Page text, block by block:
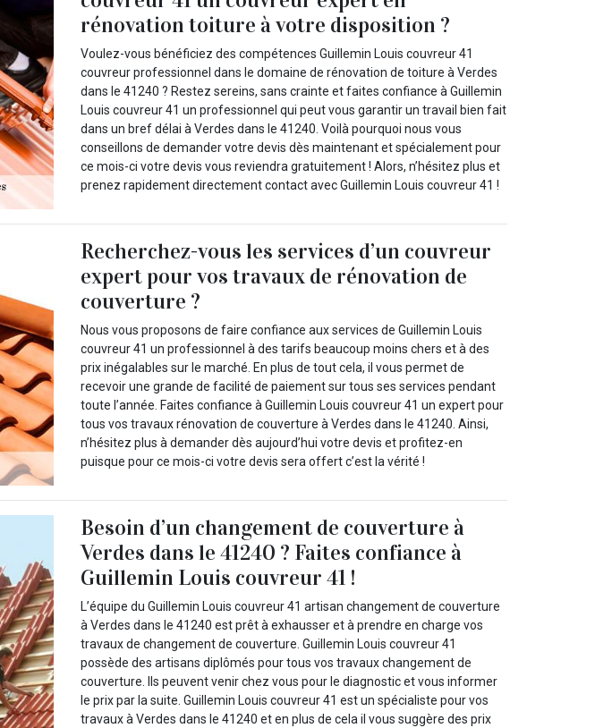
rénovation toiture à votre disposition ?
Voulez-vous bénéficiez des compétences Guillemin Louis couvreur 41
couvreur professionnel dans le domaine de rénovation de toiture à Verdes
dans le 41240 ? Restez sereins, sans crainte et faites confiance à Guillemin
Louis couvreur 41 un professionnel qui peut vous garantir un travail bien fait
dans un bref délai à Verdes dans le 41240. Voilà pourquoi nous vous
conseillons de demander votre devis dès maintenant et spécialement pour
ce mois-ci votre devis vous reviendra gratuitement ! Alors, n’hésitez plus et
prenez rapidement directement contact avec Guillemin Louis couvreur 41 !
Recherchez-vous les services d’un couvreur
expert pour vos travaux de rénovation de
couverture ?
Nous vous proposons de faire confiance aux services de Guillemin Louis
couvreur 41 un professionnel à des tarifs beaucoup moins chers et à des
prix inégalables sur le marché. En plus de tout cela, il vous permet de
recevoir une grande de facilité de paiement sur tous ses services pendant
toute l’année. Faites confiance à Guillemin Louis couvreur 41 un expert pour
tous vos travaux rénovation de couverture à Verdes dans le 41240. Ainsi,
n’hésitez plus à demander dès aujourd’hui votre devis et profitez-en
puisque pour ce mois-ci votre devis sera offert c’est la vérité !
Besoin d’un changement de couverture à
Verdes dans le 41240 ? Faites confiance à
Guillemin Louis couvreur 41 !
L’équipe du Guillemin Louis couvreur 41 artisan changement de couverture
à Verdes dans le 41240 est prêt à exhausser et à prendre en charge vos
travaux de changement de couverture. Guillemin Louis couvreur 41
possède des artisans diplômés pour tous vos travaux changement de
couverture. Ils peuvent venir chez vous pour le diagnostic et vous informer
le prix par la suite. Guillemin Louis couvreur 41 est un spécialiste pour vos
travaux à Verdes dans le 41240 et en plus de cela il vous suggère des prix